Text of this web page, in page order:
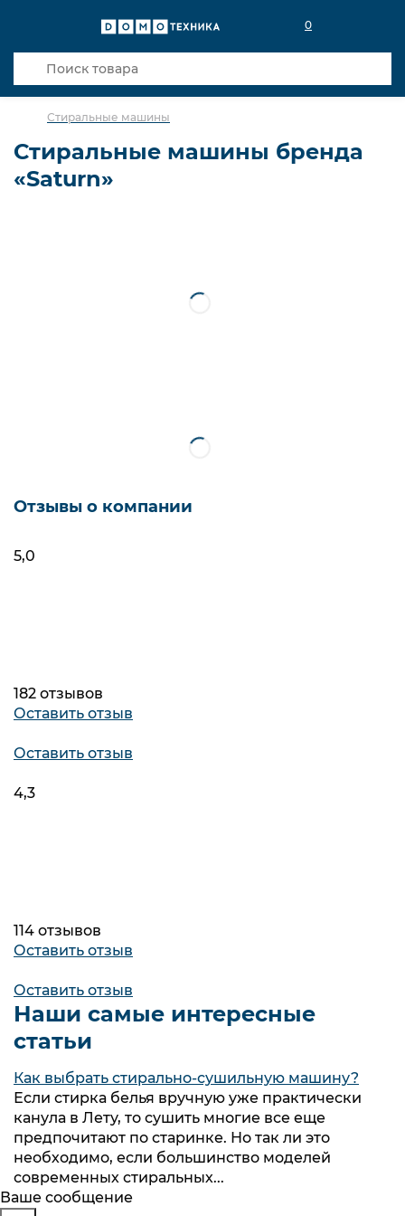
0
Стиральные машины
Стиральные машины бренда
«Saturn»
Упс! Мы ничего не нашли
Отзывы о компании
5,0
182 отзывов
Оставить отзыв
Оставить отзыв
4,3
114 отзывов
Оставить отзыв
Оставить отзыв
Наши самые интересные
статьи
Как выбрать стирально-сушильную машину?
Если стирка белья вручную уже практически
канула в Лету, то сушить многие все еще
предпочитают по старинке. Но так ли это
необходимо, если большинство моделей
современных стиральных...
Будьте в курсе
Заказ обратного звонка
Ваше сообщение